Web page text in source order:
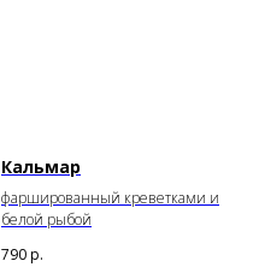
Кальмар
фаршированный креветками и
белой рыбой
790р.